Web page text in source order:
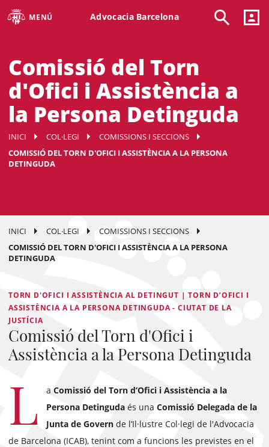
MENÚ Advocacia Barcelona
Comissió del Torn
d'Ofici i Assistència a
la Persona Detinguda
INICI COL·LEGI
COMISSIONS I SECCIONS
COMISSIÓ DEL TORN D'OFICI I ASSISTÈNCIA A LA PERSONA
DETINGUDA
INICI COL·LEGI
COMISSIONS I SECCIONS
COMISSIÓ DEL TORN D'OFICI I ASSISTÈNCIA A LA PERSONA
DETINGUDA
TORN D'OFICI I ASSISTÈNCIA AL DETINGUT | TORN D’OFICI I
ASSISTÈNCIA A LA PERSONA DETINGUDA - CIUTAT DE LA
JUSTÍCIA
Comissió del Torn d'Ofici i
Assistència a la Persona Detinguda
L a Comissió del Torn d’Ofici i Assistència a la
Persona Detinguda és una Comissió Delegada de la
Junta de Govern de l’Il·lustre Col·legi de l'Advocacia
de Barcelona (ICAB), tenint com a funcions les previstes en el